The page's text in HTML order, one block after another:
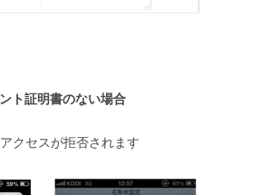
ト証明書のない場合
クセスが拒否されます